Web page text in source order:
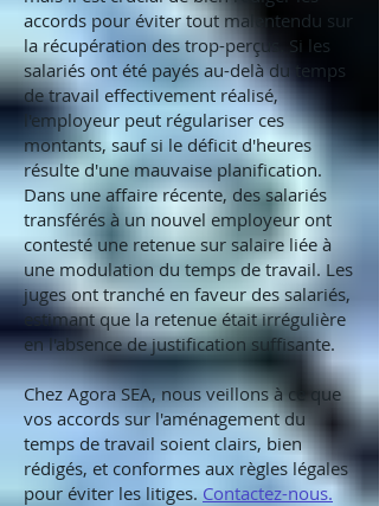
accords pour éviter tout malentendu sur
la récupération des trop-perçus. Si les
salariés ont été payés au-delà du temps
de travail effectivement réalisé,
l'employeur peut régulariser ces
montants, sauf si le déficit d'heures
résulte d'une mauvaise planification.
Dans une affaire récente, des salariés
transférés à un nouvel employeur ont
contesté une retenue sur salaire liée à
une modulation du temps de travail. Les
juges ont tranché en faveur des salariés,
estimant que la retenue était irrégulière
en l'absence de justification suffisante.
Chez Agora SEA, nous veillons à ce que
vos accords sur l'aménagement du
temps de travail soient clairs, bien
rédigés, et conformes aux règles légales
pour éviter les litiges. Contactez-nous.